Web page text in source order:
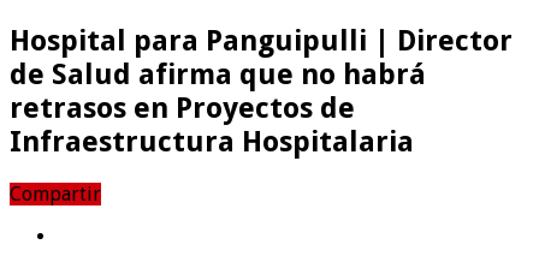
Hospital para Panguipulli | Director
de Salud afirma que no habrá
retrasos en Proyectos de
Infraestructura Hospitalaria
Compartir